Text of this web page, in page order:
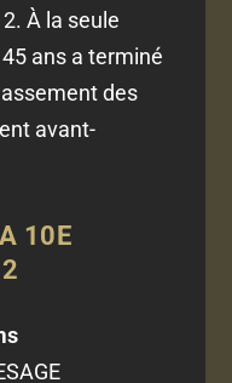
À la seule
ans a terminé
des
avant-
10E